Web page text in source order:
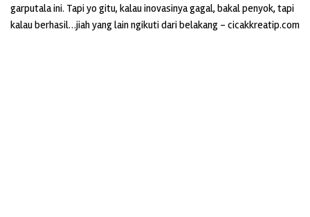
garputala ini. Tapi yo gitu, kalau inovasinya gagal, bakal penyok, tapi
kalau berhasil…jiah yang lain ngikuti dari belakang – cicakkreatip.com